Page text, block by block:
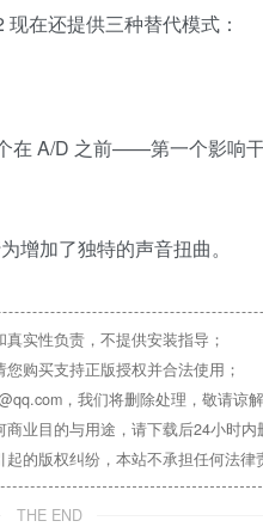
在还提供三种替代模式：
在 A/D 之前——第一个影响
增加了独特的声音扭曲。
实性负责，不提供安装指导；
购买支持正版授权并合法使用；
，我们将删除处理，敬请谅解
业目的与用途，请下载后24小时内
的版权纠纷，本站不承担任何法律
THE END